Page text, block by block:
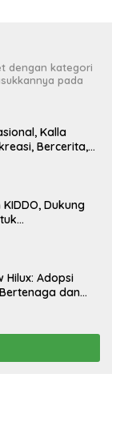
dengan kategori
pada
Kalla
Bercerita,
Dukung
Hilux: Adopsi
dan